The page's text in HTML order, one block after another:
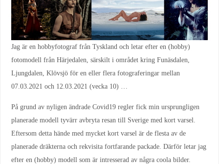
Jag är en hobbyfotograf från Tyskland och letar efter en (hobby)
fotomodell från Härjedalen, särskilt i området kring Funäsdalen,
Ljungdalen, Klövsjö för en eller flera fotograferingar mellan
07.03.2021 och 12.03.2021 (vecka 10) …
På grund av nyligen ändrade Covid19 regler fick min ursprungligen
planerade modell tyvärr avbryta resan till Sverige med kort varsel.
Eftersom detta hände med mycket kort varsel är de flesta av de
planerade dräkterna och rekvisita fortfarande packade. Därför letar jag
efter en (hobby) modell som är intresserad av några coola bilder.